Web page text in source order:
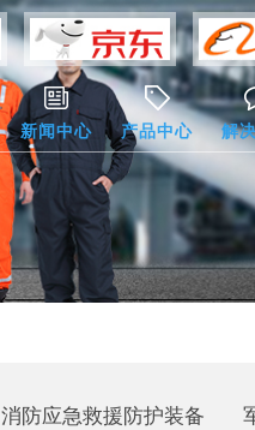
新闻中心 产品中心 解
消防应急救援防护装备